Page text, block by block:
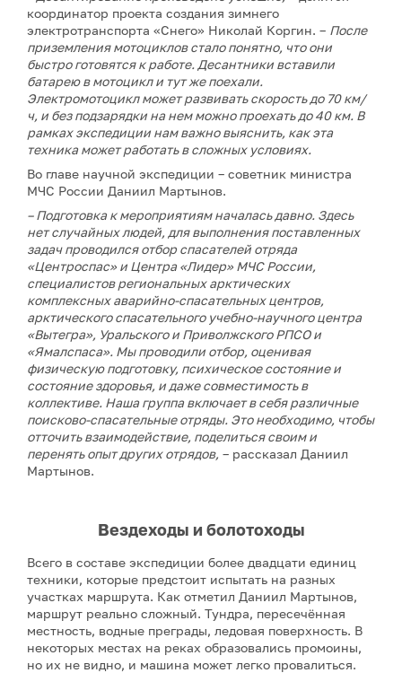
координатор проекта создания зимнего
электротранспорта «Снего» Николай Коргин. – После
приземления мотоциклов стало понятно, что они
быстро готовятся к работе. Десантники вставили
батарею в мотоцикл и тут же поехали.
Электромотоцикл может развивать скорость до 70 км/
ч, и без подзарядки на нем можно проехать до 40 км. В
рамках экспедиции нам важно выяснить, как эта
техника может работать в сложных условиях.
Во главе научной экспедиции – советник министра
МЧС России Даниил Мартынов.
–Подготовка к мероприятиям началась давно. Здесь
нет случайных людей, для выполнения поставленных
задач проводился отбор спасателей отряда
«Центроспас» и Центра «Лидер» МЧС России,
специалистов региональных арктических
комплексных аварийно-спасательных центров,
арктического спасательного учебно-научного центра
«Вытегра», Уральского и Приволжского РПСО и
«Ямалспаса». Мы проводили отбор, оценивая
физическую подготовку, психическое состояние и
состояние здоровья, и даже совместимость в
коллективе. Наша группа включает в себя различные
поисково-спасательные отряды. Это необходимо, чтобы
отточить взаимодействие, поделиться своим и
перенять опыт других отрядов, – рассказал Даниил
Мартынов.
Вездеходы и болотоходы
Всего в составе экспедиции более двадцати единиц
техники, которые предстоит испытать на разных
участках маршрута. Как отметил Даниил Мартынов,
маршрут реально сложный. Тундра, пересечённая
местность, водные преграды, ледовая поверхность. В
некоторых местах на реках образовались промоины,
но их не видно, и машина может легко провалиться.